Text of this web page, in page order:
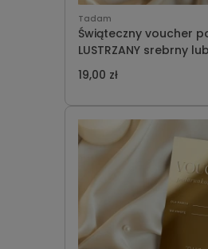
Tadam
Świąteczny voucher
LUSTRZANY srebrny lub
CHWOSTEM WZÓR 963
19,00 zł